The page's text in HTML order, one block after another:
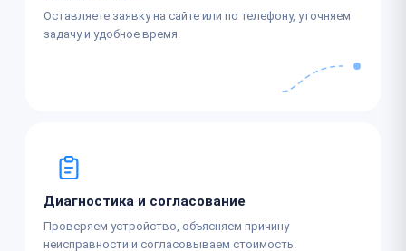
Оставляете заявку на сайте или по телефону, уточняем
задачу и удобное время.
Диагностика и согласование
Проверяем устройство, объясняем причину
неисправности и согласовываем стоимость.